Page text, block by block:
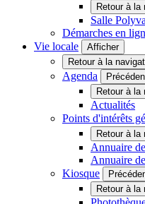
Retour à la
Salle
Démarches en
Vie locale
Afficher
Retour à la
Agenda
Retour à la
Actualités
Points d'intérêts
Retour à la
Annuaire
Annuaire
Kiosque
Retour à la